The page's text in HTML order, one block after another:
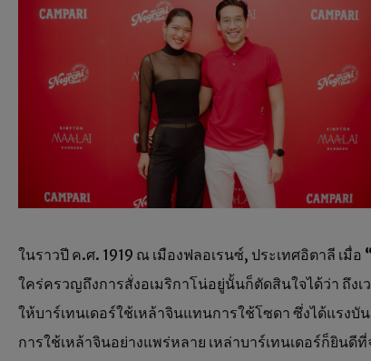
ในราวปี ค.ศ. 1919 ณ เมืองฟลอเรนซ์, ประเทศอิตาลี เมื่อ “
ใคร่ครวญถึงการสั่งอเมริกาโน่อยู่นั้นก็ตัดสินใจได้ว่า ถึง
ให้บาร์เทนเดอร์ใช้เหล้าจินแทนการใช้โซดา ซึ่งได้แรง
การใช้เหล้าจินอย่างแพร่หลาย เหล่าบาร์เทนเดอร์ก็ยิน